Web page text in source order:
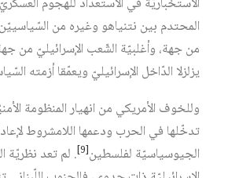
المحتدم بين نتنياهو وغيره من
من جهة، وأغلبيّة الشّعب الإسرائيليّ من
يزلزلا الدّاخل الإسرائيليّ ويعمّقا أزمته
وللخوف الأمريكي من انهيار المنظومة
تدخّلها في الحرب ودعمها اللامشروط
الجيوسياسيّة لفلسطين[9] . لم تعد نظريّة